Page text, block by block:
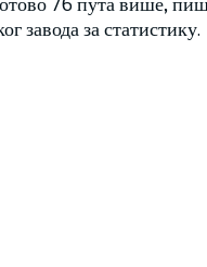
завода за статистику.